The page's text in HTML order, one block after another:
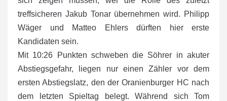
treffsicheren Jakub Tonar übernehmen wird. Philipp
Wäger und Matteo Ehlers dürften hier erste
Kandidaten sein.
Mit 10:26 Punkten schweben die Söhrer in akuter
Abstiegsgefahr, liegen nur einen Zähler vor dem
ersten Abstiegslatz, den der Oranienburger HC nach
dem letzten Spieltag belegt. Während sich Tom